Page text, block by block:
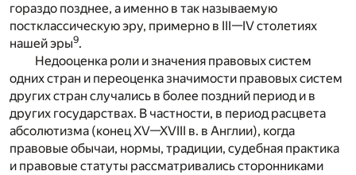
гораздо позднее, а именно в так называемую
постклассическую эру, примерно в III—IV столетиях
нашей эры9.
Недооценка роли и значения правовых систем
одних стран и переоценка значимости правовых систем
других стран случались в более поздний период и в
других государствах. В частности, в период расцвета
абсолютизма (конец XV—XVIII в. в Англии), когда
правовые обычаи, нормы, традиции, судебная практика
и правовые статуты рассматривались сторонниками